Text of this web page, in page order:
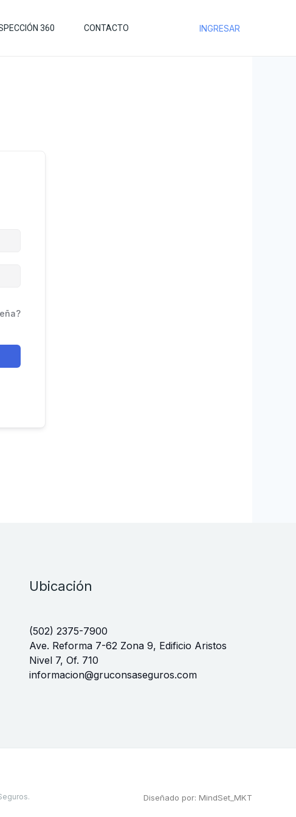
360 CONTACTO INGRESAR
Ubicación
(502) 2375-7900
Ave. Reforma 7-62 Zona 9, Edificio Aristos
Nivel 7, Of. 710
informacion@gruconsaseguros.com
Diseñado por: MindSet_MKT